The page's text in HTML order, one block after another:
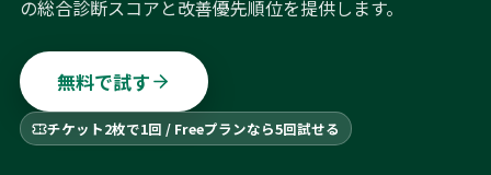
の総合診断スコアと改善優先順位を提供します。
無料で試す
チケット2枚で1回 / Freeプランなら5回試せる